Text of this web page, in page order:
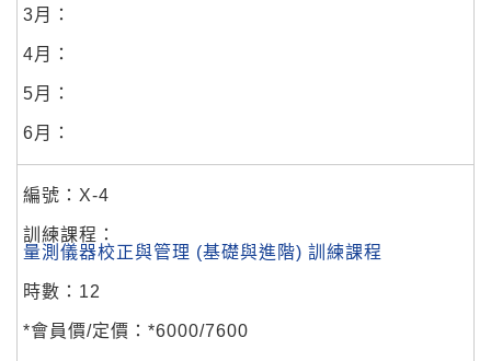
X-4
量測儀器校正與管理 (基礎與進階) 訓練課程
12
*6000/7600